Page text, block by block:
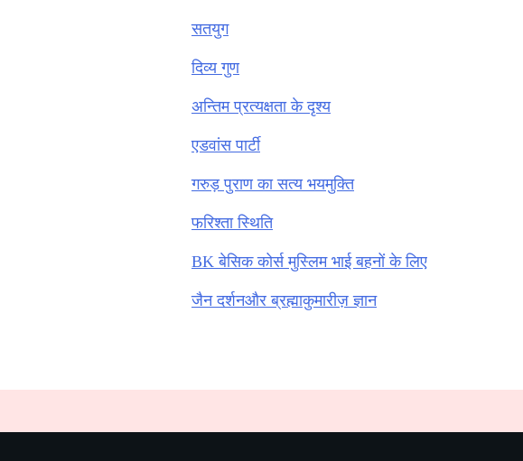
सतयुग
दिव्य गुण
अन्तिम प्रत्यक्षता के दृश्य
एडवांस पार्टी
गरुड़ पुराण का सत्य भयमुक्ति
फरिश्ता स्थिति
BK बेसिक कोर्स मुस्लिम भाई बहनों के लिए
जैन दर्शनऔर ब्रह्माकुमारीज़ ज्ञान